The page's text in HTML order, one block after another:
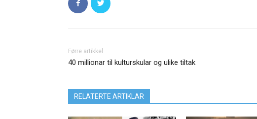
Førre artikkel
40 millionar til kulturskular og ulike tiltak
RELATERTE ARTIKLAR